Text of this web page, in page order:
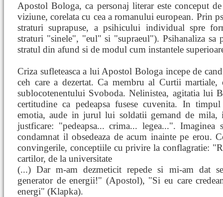
Apostol Bologa, ca personaj literar este conceput
viziune, corelata cu cea a romanului european. Prin
straturi suprapuse, a psihicului individual spre
straturi "sinele", "eul" si "supraeul"). Psihanaliza sa
stratul din afund si de modul cum instantele
Criza sufleteasca a lui Apostol Bologa incepe de
ceh care a dezertat. Ca membru al Curtii martiale,
sublocotenentului Svoboda. Nelinistea, agitatia lui
certitudine ca pedeapsa fusese cuvenita. In
emotia, aude in jurul lui soldatii gemand de
justficare: "pedeapsa... crima... legea...".
condamnat il obsedeaza de acum inainte pe erou.
convingerile, conceptiile cu privire la conflagratie:
cartilor, de la universitate
(...) Dar m-am dezmeticit repede si mi-am dat
generator de energii!" (Apostol), "Si eu care
energi" (Klapka).